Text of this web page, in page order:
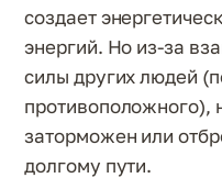
создает
энергий. Но из-за
силы других людей
противоположного),
заторможен или
долгому пути.